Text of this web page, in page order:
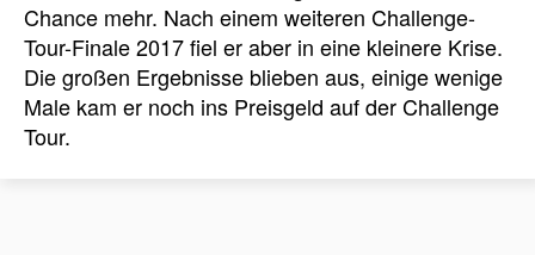
Chance mehr. Nach einem weiteren Challenge-
Tour-Finale 2017 fiel er aber in eine kleinere Krise.
Die großen Ergebnisse blieben aus, einige wenige
Male kam er noch ins Preisgeld auf der Challenge
Tour.